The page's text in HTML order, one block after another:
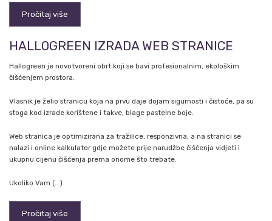
Pročitaj više
HALLOGREEN IZRADA WEB STRANICE
Hallogreen je novotvoreni obrt koji se bavi profesionalnim, ekološkim
čišćenjem prostora.
Vlasnik je želio stranicu koja na prvu daje dojam sigurnosti i čistoće, pa su
stoga kod izrade korištene i takve, blage pastelne boje.
Web stranica je optimizirana za tražilice, responzivna, a na stranici se
nalazi i online kalkulator gdje možete prije narudžbe čišćenja vidjeti i
ukupnu cijenu čišćenja prema onome što trebate.
Ukoliko Vam (...)
Pročitaj više